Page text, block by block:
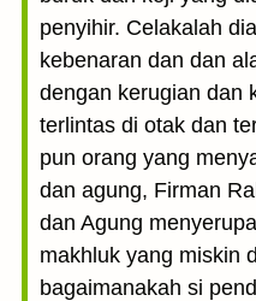
penyihir. Celakalah
kebenaran dan dan
dengan kerugian dan
terlintas di otak dan
pun orang yang
dan agung, Firman
dan Agung
makhluk yang miskin
bagaimanakah si